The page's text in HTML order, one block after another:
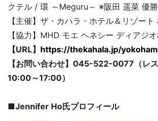
クテル / 環 ～Meguru～ ※阪田 遥菜 優
【主催】ザ・カハラ・ホテル＆リゾート
【協力】MHD モエ ヘネシー ディアジ
【URL】 https://thekahala.jp/
【お問い合わせ】045-522-0077（レ
10:00～17:00）
■Jennifer Ho氏プロフィール